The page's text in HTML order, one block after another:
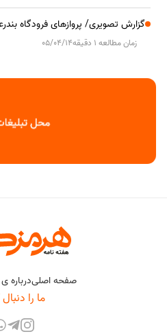
گزارش تصویری/ پروازهای فرودگاه
زمان مطالعه 1 دقیقه 05/04/14
صفحه اصلیدرباره
ما را